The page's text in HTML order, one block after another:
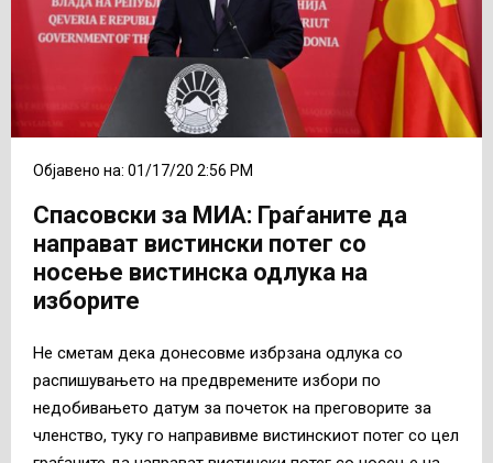
Објавено на: 01/17/20 2:56 PM
Спасовски за МИА: Граѓаните да
направат вистински потег со
носење вистинска одлука на
изборите
Не сметам дека донесовме избрзана одлука со
распишувањето на предвремените избори по
недобивањето датум за почеток на преговорите за
членство, туку го направивме вистинскиот потег со цел